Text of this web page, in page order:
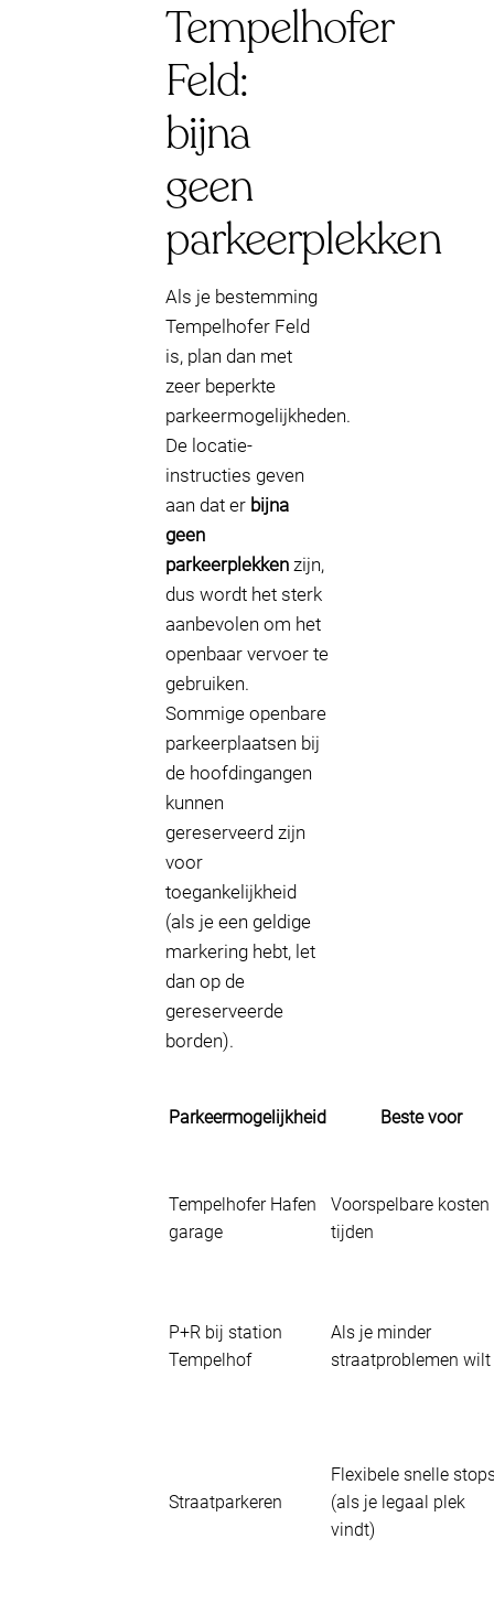
Tempelhofer
Feld:
bijna
geen
parkeerplekken
Als je bestemming
Tempelhofer Feld
is, plan dan met
zeer beperkte
parkeermogelijkheden.
De locatie-
instructies geven
aan dat er bijna
geen
parkeerplekken zijn,
dus wordt het sterk
aanbevolen om het
openbaar vervoer te
gebruiken.
Sommige openbare
parkeerplaatsen bij
de hoofdingangen
kunnen
gereserveerd zijn
voor
toegankelijkheid
(als je een geldige
markering hebt, let
dan op de
gereserveerde
borden).
Parkeermogelijkheid Beste voor
Tempelhofer Hafen
garage
Voorspelbare kosten
tijden
P+R bij station
Tempelhof
Als je minder
straatproblemen wilt
Straatparkeren
Flexibele snelle
(als je legaal plek
vindt)